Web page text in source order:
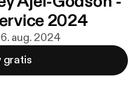
2024
aug. 2024
gratis